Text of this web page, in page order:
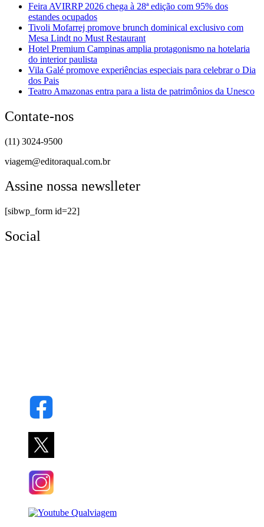
Feira AVIRRP 2026 chega à 28ª edição com 95% dos
estandes ocupados
Tivoli Mofarrej promove brunch dominical exclusivo com
Mesa Lindt no Must Restaurant
Hotel Premium Campinas amplia protagonismo na hotelaria
do interior paulista
Vila Galé promove experiências especiais para celebrar o Dia
dos Pais
Teatro Amazonas entra para a lista de patrimônios da Unesco
Contate-nos
(11) 3024-9500
viagem@editoraqual.com.br
Assine nossa newslleter
[sibwp_form id=22]
Social